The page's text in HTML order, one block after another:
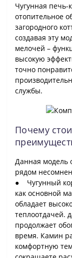
Чугунная печь-
отопительное
загородного
создавая эту
мелочей –
высокую
точно
службы.
Почему
Данная модель
рядом
● Чугунный
как основной
обладает
теплоотдачей.
продолжает
время. Камин
комфортную